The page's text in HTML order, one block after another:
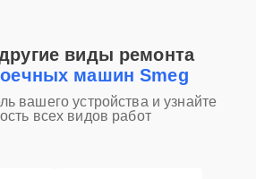
виды ремонта
машин Smeg
вашего устройства и узнайте
всех видов работ